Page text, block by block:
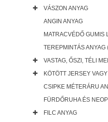
VÁSZON ANYAG
ANGIN ANYAG
MATRACVÉDŐ GUMIS
TEREPMINTÁS
VASTAG, ŐSZI, TÉLI
KÖTÖTT JERSEY
CSIPKE MÉTERÁRU
FÜRDŐRUHA ÉS
FILC ANYAG